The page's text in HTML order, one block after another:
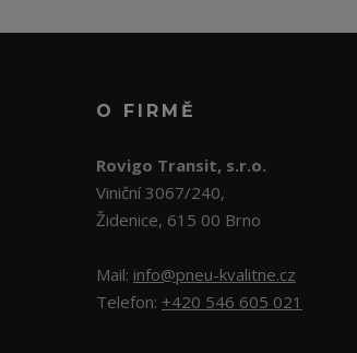
O FIRMĚ
Rovigo Transit, s.r.o.
Viniční 3067/240,
Židenice, 615 00 Brno
Mail: info@pneu-kvalitne.cz
Telefon: +420 546 605 021